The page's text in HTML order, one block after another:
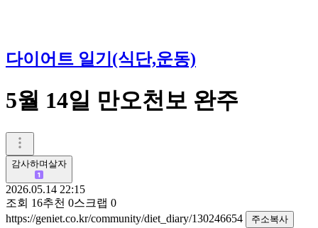
다이어트 일기(식단,운동)
5월 14일 만오천보 완주
감사하며살자
2026.05.14 22:15
조회 16추천 0스크랩 0
https://geniet.co.kr/community/diet_diary/130246654
주소복사